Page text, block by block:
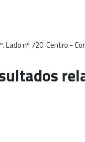
Lado nº 720. Centro -